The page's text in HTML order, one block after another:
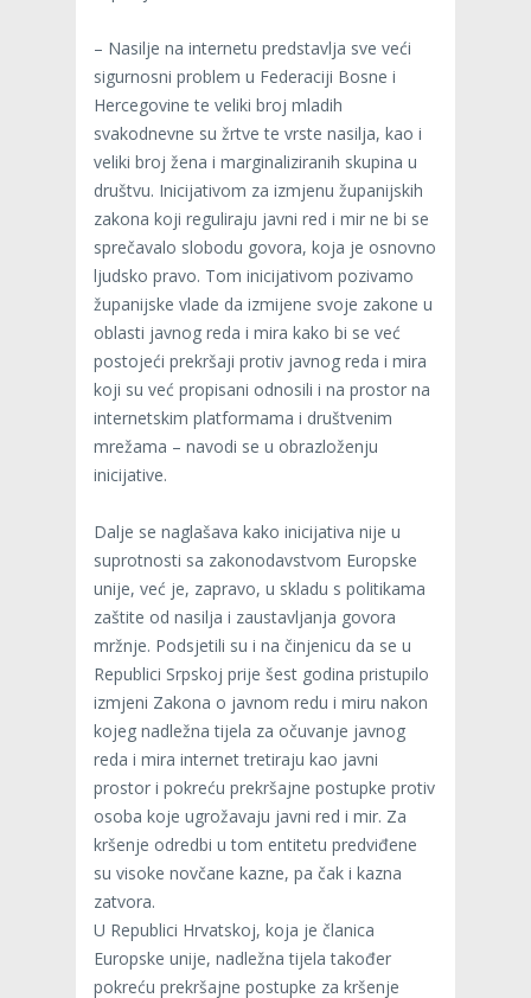
– Nasilje na internetu predstavlja sve veći
sigurnosni problem u Federaciji Bosne i
Hercegovine te veliki broj mladih
svakodnevne su žrtve te vrste nasilja, kao i
veliki broj žena i marginaliziranih skupina u
društvu. Inicijativom za izmjenu županijskih
zakona koji reguliraju javni red i mir ne bi se
sprečavalo slobodu govora, koja je osnovno
ljudsko pravo. Tom inicijativom pozivamo
županijske vlade da izmijene svoje zakone u
oblasti javnog reda i mira kako bi se već
postojeći prekršaji protiv javnog reda i mira
koji su već propisani odnosili i na prostor na
internetskim platformama i društvenim
mrežama – navodi se u obrazloženju
inicijative.
Dalje se naglašava kako inicijativa nije u
suprotnosti sa zakonodavstvom Europske
unije, već je, zapravo, u skladu s politikama
zaštite od nasilja i zaustavljanja govora
mržnje. Podsjetili su i na činjenicu da se u
Republici Srpskoj prije šest godina pristupilo
izmjeni Zakona o javnom redu i miru nakon
kojeg nadležna tijela za očuvanje javnog
reda i mira internet tretiraju kao javni
prostor i pokreću prekršajne postupke protiv
osoba koje ugrožavaju javni red i mir. Za
kršenje odredbi u tom entitetu predviđene
su visoke novčane kazne, pa čak i kazna
zatvora.
U Republici Hrvatskoj, koja je članica
Europske unije, nadležna tijela također
pokreću prekršajne postupke za kršenje